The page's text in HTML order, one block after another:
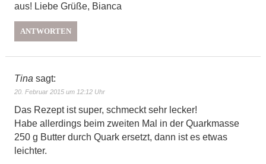
aus! Liebe Grüße, Bianca
ANTWORTEN
Tina sagt:
20. Februar 2015 um 12:12 Uhr
Das Rezept ist super, schmeckt sehr lecker!
Habe allerdings beim zweiten Mal in der Quarkmasse
250 g Butter durch Quark ersetzt, dann ist es etwas
leichter.